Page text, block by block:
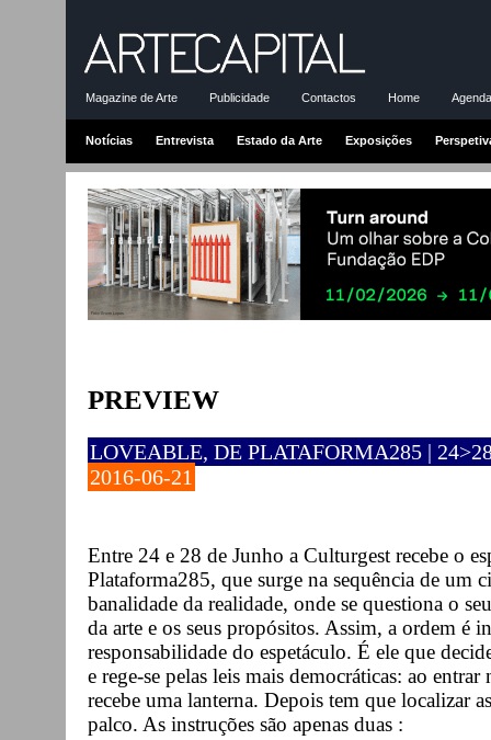
Magazine de Arte Publicidade Contactos Home
Notícias Entrevista Estado da Arte Exposições
PREVIEW
LOVEABLE, DE PLATAFORMA285 |
2016-06-21
Entre 24 e 28 de Junho a Culturgest recebe o
Plataforma285, que surge na sequência de um
banalidade da realidade, onde se questiona o
da arte e os seus propósitos. Assim, a ordem é
responsabilidade do espetáculo. É ele que
e rege-se pelas leis mais democráticas: ao
recebe uma lanterna. Depois tem que localizar
palco. As instruções são apenas duas :